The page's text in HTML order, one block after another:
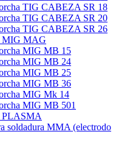
TIG CABEZA SR 18
TIG CABEZA SR 20
TIG CABEZA SR 26
MIG MAG
MIG MB 15
MIG MB 24
MIG MB 25
MIG MB 36
MIG Mk 14
MIG MB 501
PLASMA
soldadura MMA (electrodo